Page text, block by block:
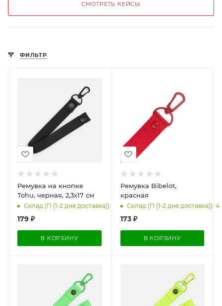
СМОТРЕТЬ КЕЙСЫ
ФИЛЬТР
Ремувка на кнопке
Tohu, черная, 2,3х17 см
Склад (П (1-2 дня доставка)): 97
179 ₽
В КОРЗИНУ
Ремувка Bibelot,
красная
Склад (П (1-2 дня доставка)): 4
173₽
В КОРЗИНУ